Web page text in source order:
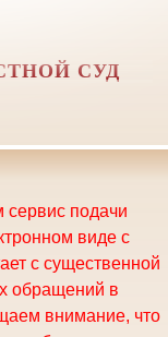
СУД
сервис подачи
виде с
с существенной
обращений в
внимание, что